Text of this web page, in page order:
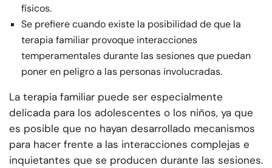
físicos.
Se prefiere cuando existe la posibilidad de que la
terapia familiar provoque interacciones
temperamentales durante las sesiones que puedan
poner en peligro a las personas involucradas.
La terapia familiar puede ser especialmente
delicada para los adolescentes o los niños, ya que
es posible que no hayan desarrollado mecanismos
para hacer frente a las interacciones complejas e
inquietantes que se producen durante las sesiones.